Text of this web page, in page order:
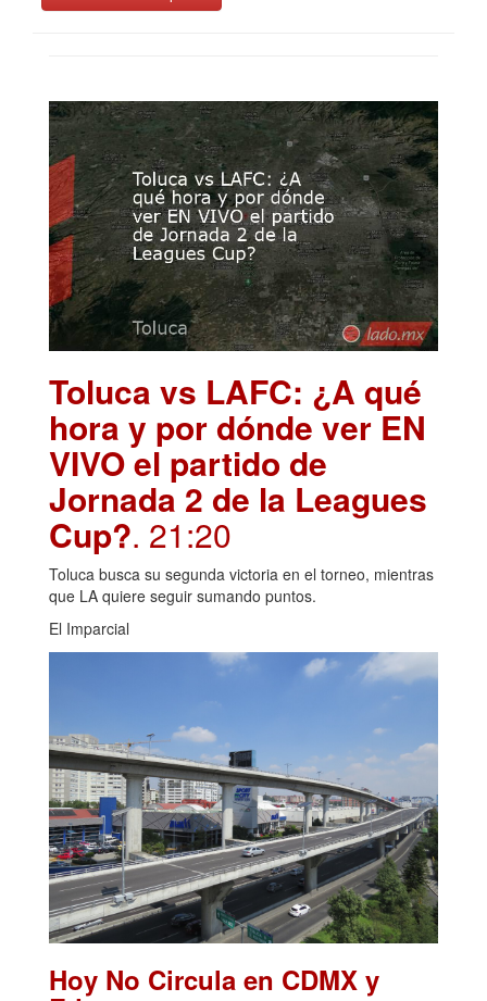
Toluca vs LAFC: ¿A qué
hora y por dónde ver EN
VIVO el partido de
Jornada 2 de la Leagues
Cup?. 21:20
Toluca busca su segunda victoria en el torneo, mientras
que LA quiere seguir sumando puntos.
El Imparcial
Hoy No Circula en CDMX y